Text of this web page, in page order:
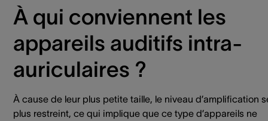
À qui conviennent les
appareils auditifs intra-
auriculaires ?
À cause de leur plus petite taille, le niveau d’amplification
plus restreint, ce qui implique que ce type d’appareils ne